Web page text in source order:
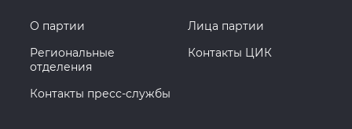
О партии
Лица партии
Региональные
отделения
Контакты ЦИК
Контакты пресс-службы